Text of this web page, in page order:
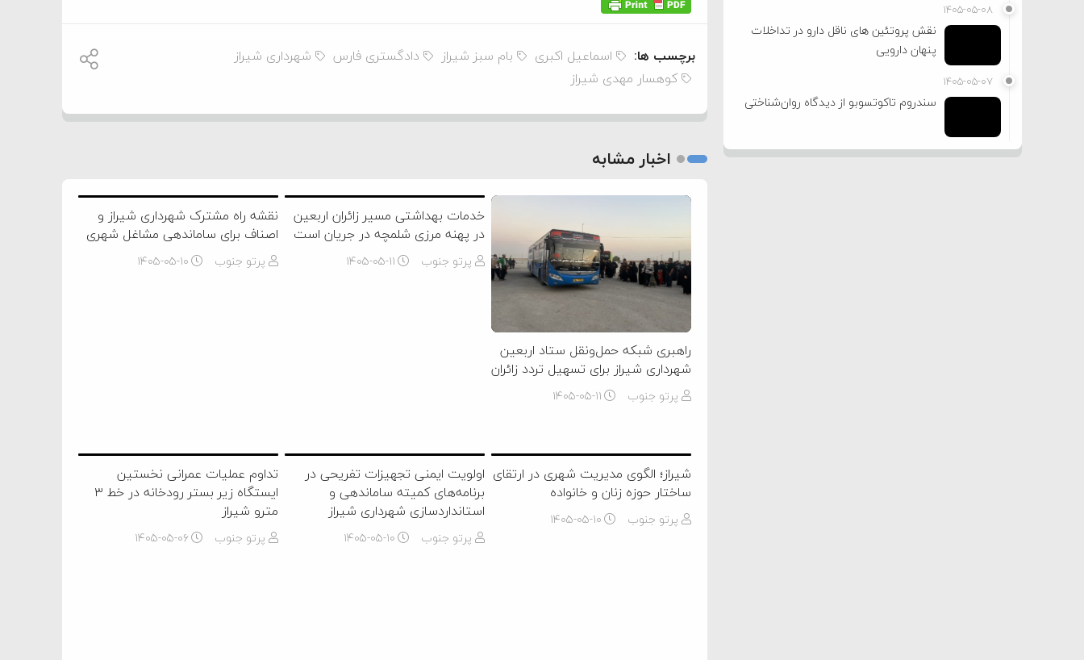
برچسب ها: اسماعیل اکبری بام سبز شیراز دادگستری فارس
شهرداری شیراز
کوهسار مهدی شیراز
اخبار مشابه
راهبری شبکه حمل‌ونقل ستاد اربعین
شهرداری شیراز برای تسهیل تردد زائران
پرتو جنوب ۱۴۰۵-۰۵-۱۱
خدمات بهداشتی مسیر زائران اربعین
در پهنه مرزی شلمچه در جریان است
پرتو جنوب ۱۴۰۵-۰۵-۱۱
نقشه راه مشترک شهرداری شیراز و
اصناف برای ساماندهی مشاغل شهری
پرتو جنوب ۱۴۰۵-۰۵-۱۰
شیراز؛ الگوی مدیریت شهری در ارتقای
ساختار حوزه زنان و خانواده
پرتو جنوب ۱۴۰۵-۰۵-۱۰
اولویت ایمنی تجهیزات تفریحی در
برنامه‌های کمیته ساماندهی و
استانداردسازی شهرداری شیراز
پرتو جنوب ۱۴۰۵-۰۵-۱۰
تداوم عملیات عمرانی نخستین
ایستگاه زیر بستر رودخانه در خط ۳
مترو شیراز
پرتو جنوب ۱۴۰۵-۰۵-۰۶
۱۴۰۵-۰۵-۰۸
نقش پروتئین های ناقل دارو در تداخلات
پنهان دارویی
۱۴۰۵-۰۵-۰۷
سندروم تاکوتسوبو از دیدگاه روان‌شناختی